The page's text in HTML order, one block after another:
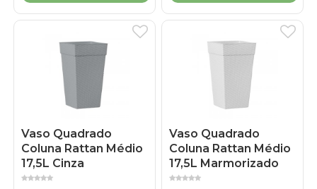
Vaso Quadrado
Coluna Rattan Médio
17,5L Cinza
Vaso Quadrado
Coluna Rattan Médio
17,5L Marmorizado